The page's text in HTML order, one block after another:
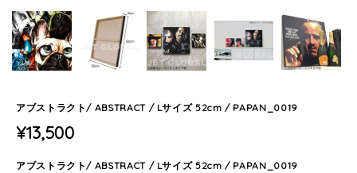
アブストラクト/ ABSTRACT / Lサイズ 52cm / PAPAN_0019
¥13,500
アブストラクト/ ABSTRACT / Lサイズ 52cm / PAPAN_0019